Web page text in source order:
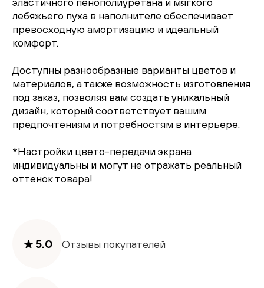
лебяжьего пуха в наполнителе обеспечивает
превосходную амортизацию и идеальный
комфорт.
Доступны разнообразные варианты цветов и
материалов, а также возможность изготовления
под заказ, позволяя вам создать уникальный
дизайн, который соответствует вашим
предпочтениям и потребностям в интерьере.
*Настройки цвето-передачи экрана
индивидуальны и могут не отражать реальный
оттенок товара!
5.0 Отзывы покупателей